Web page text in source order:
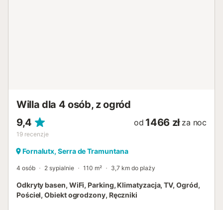
Willa dla 4 osób, z ogród
9,4
19 recenzje
od 1466 zł za noc
Fornalutx, Serra de Tramuntana
4 osób 2 sypialnie 110 m² 3,7 km do plaży
Odkryty basen, WiFi, Parking, Klimatyzacja, TV, Ogród,
Pościel, Obiekt ogrodzony, Ręczniki